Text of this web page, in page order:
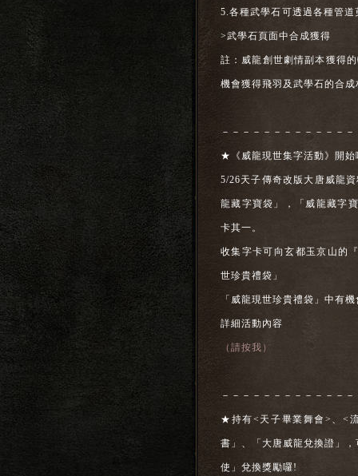
5.各種武學石可透過各種管
>武學石頁面中合成獲得
註：威龍創世劇情副本獲得
機會獲得飛羽及武學石的合成
－－－－－－－－－－－－
★《威龍現世集字活動》開始
5/26天子傳奇改版大唐威龍
龍藏字寶袋」，「威龍藏字
卡其一。
收集字卡可向玄都玉京山的
世珍貴禮袋」
「威龍現世珍貴禮袋」中有
詳細活動內容
（請按我）
－－－－－－－－－－－－
★持有<天子畢業舞會>、<
書」、「大唐威龍兌換證」
使」兌換獎勵囉!